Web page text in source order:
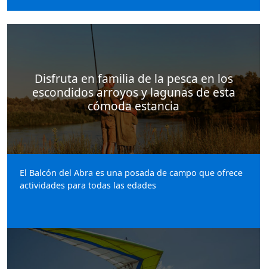
Disfruta en familia de la pesca en los
escondidos arroyos y lagunas de esta
cómoda estancia
El Balcón del Abra es una posada de campo que ofrece
actividades para todas las edades